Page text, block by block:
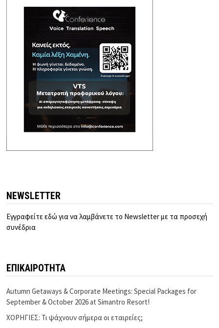
NEWSLETTER
Εγγραφείτε εδώ για να λαμβάνετε το Newsletter με τα προσεχή
συνέδρια
ΕΠΙΚΑΙΡΟΤΗΤΑ
Autumn Getaways & Corporate Meetings: Special Packages for
September & October 2026 at Simantro Resort!
ΧΟΡΗΓΙΕΣ: Τι ψάχνουν σήμερα οι εταιρείες;